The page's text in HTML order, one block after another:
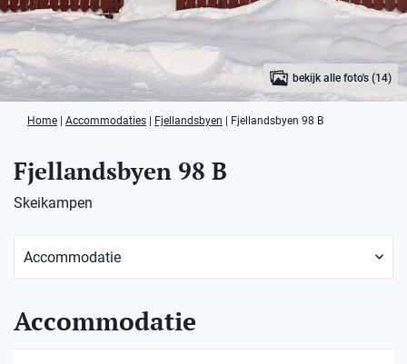
bekijk alle foto's (14)
Home Accommodaties Fjellandsbyen Fjellandsbyen 98 B
Fjellandsbyen 98 B
Skeikampen
Accommodatie